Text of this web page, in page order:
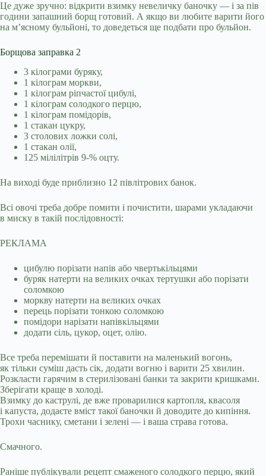
Це дуже зручно: відкрити взимку невеличку баночку — і за пів
години запашний борщ готовий. А якщо ви любите варити його
на м’ясному бульйоні, то доведеться ще подбати про бульйон.
Борщова заправка 2
3 кілограми буряку,
1 кілограм моркви,
1 кілограм ріпчастої цибулі,
1 кілограм солодкого перцю,
1 кілограм помідорів,
1 стакан цукру,
3 столових ложки солі,
1 стакан олії,
125 мілілітрів 9-% оцту.
На виході буде приблизно 12 півлітрових банок.
Всі овочі треба добре помити і почистити, шарами укладаючи
в миску в такій послідовності:
РЕКЛАМА
цибулю порізати напів або чвертькільцями
буряк натерти на великих очках тертушки або порізати
соломкою
моркву натерти на великих очках
перець порізати тонкою соломкою
помідори нарізати напівкільцями
додати сіль, цукор, оцет, олію.
Все треба перемішати й поставити на маленький вогонь,
як тільки суміш дасть сік, додати вогню і варити 25 хвилин.
Розкласти гарячим в стерилізовані банки та закрити кришками.
Зберігати краще в холоді.
Взимку до каструлі, де вже проварилися картопля, квасоля
і капуста, додаєте вміст такої баночки й доводите до кипіння.
Трохи часнику, сметани і зелені — і ваша страва готова.
Смачного.
Раніше публікували рецепт смаженого солодкого перцю, який